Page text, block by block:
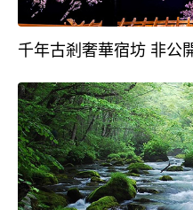
千年古剎奢華宿坊 非公